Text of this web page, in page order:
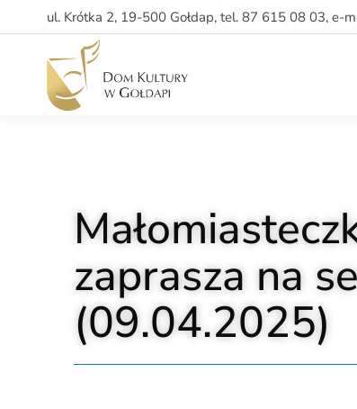
ul. Krótka 2, 19-500 Gołdap, tel. 87 615 08 03, e-
zaprasza na
(09.04.2025)